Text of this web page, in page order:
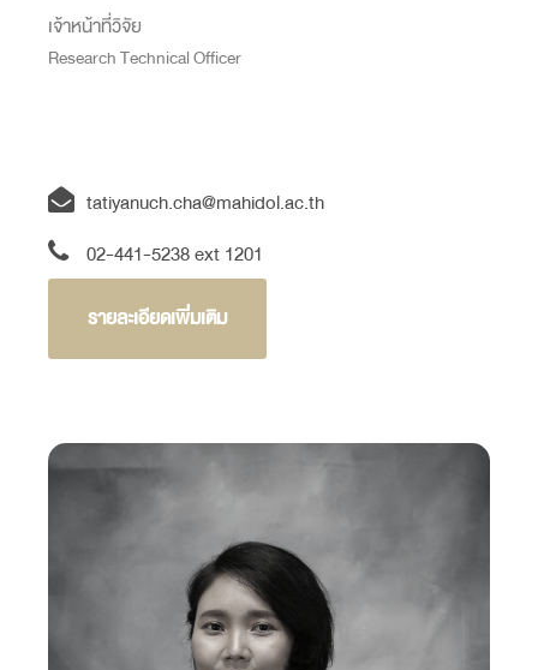
เจ้าหน้าที่วิจัย
Research Technical Officer
tatiyanuch.cha@mahidol.ac.th
02-441-5238 ext 1201
รายละเอียดเพิ่มเติม